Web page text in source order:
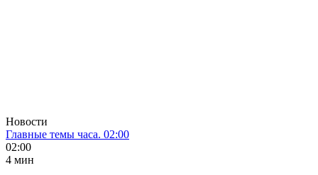
Новости
Главные темы часа. 02:00
02:00
4 мин